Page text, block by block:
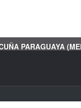
PARAGUAYA